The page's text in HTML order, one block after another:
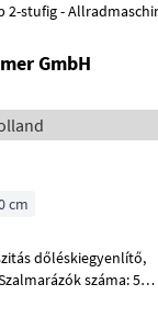
GmbH
cm